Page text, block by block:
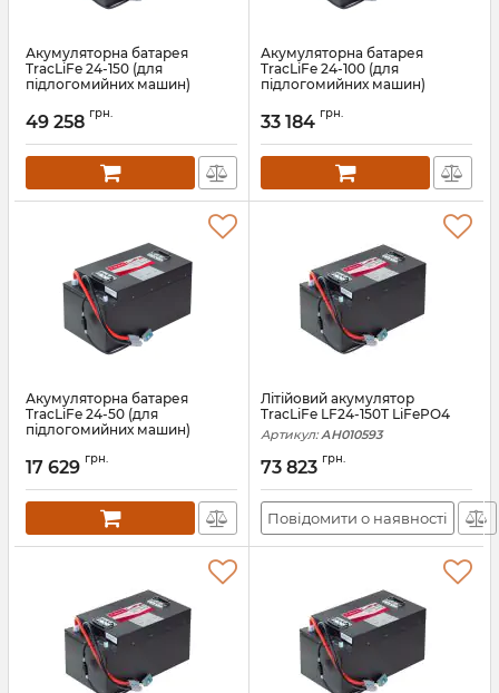
Акумуляторна батарея
TracLiFe 24-150 (для
підлогомийних машин)
49 258 грн.
Акумуляторна батарея
TracLiFe 24-100 (для
підлогомийних машин)
33 184 грн.
Акумуляторна батарея
TracLiFe 24-50 (для
підлогомийних машин)
17 629 грн.
Літійовий акумулятор
TracLiFe LF24-150T LiFePO4
Артикул: АН010593
73 823 грн.
Повідомити о наявності